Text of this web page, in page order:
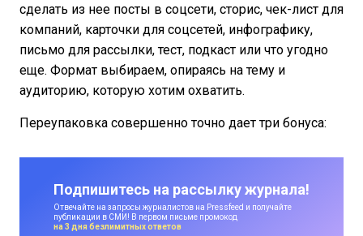
сделать из нее посты в соцсети, сторис, чек-лист для
компаний, карточки для соцсетей, инфографику,
письмо для рассылки, тест, подкаст или что угодно
еще. Формат выбираем, опираясь на тему и
аудиторию, которую хотим охватить.
Переупаковка совершенно точно дает три бонуса:
Подпишитесь на рассылку журнала!
Отвечайте на запросы журналистов на Pressfeed и получайте
публикации в СМИ! В первом письме промокод
на 3 дня безлимитных ответов